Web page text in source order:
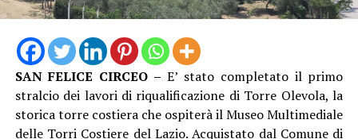
SAN FELICE CIRCEO – E’ stato completato il primo
stralcio dei lavori di riqualificazione di Torre Olevola, la
storica torre costiera che ospiterà il Museo Multimediale
delle Torri Costiere del Lazio. Acquistato dal Comune di